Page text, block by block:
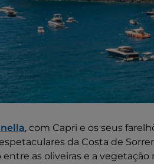
, com Capri e os seus
da Costa de
as oliveiras e a